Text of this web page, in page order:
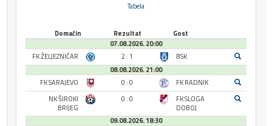
Tabela
Domaćin Rezultat
Gost
07.08.2026. 20:00
FK ŽELJEZNIČAR
2 : 1
BSK
08.08.2026. 21:00
FK SARAJEVO
0 : 0
FK RADNIK
NK ŠIROKI
BRIJEG
0 : 0
FK SLOGA
DOBOJ
09.08.2026. 18:30